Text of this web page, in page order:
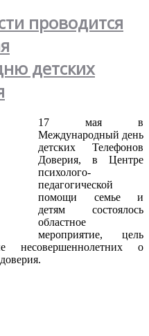
проводится
детских
17 мая в
Международный день
детских Телефонов
Доверия, в Центре
психолого-
педагогической
помощи семье и
детям состоялось
областное
мероприятие, цель
несовершеннолетних о